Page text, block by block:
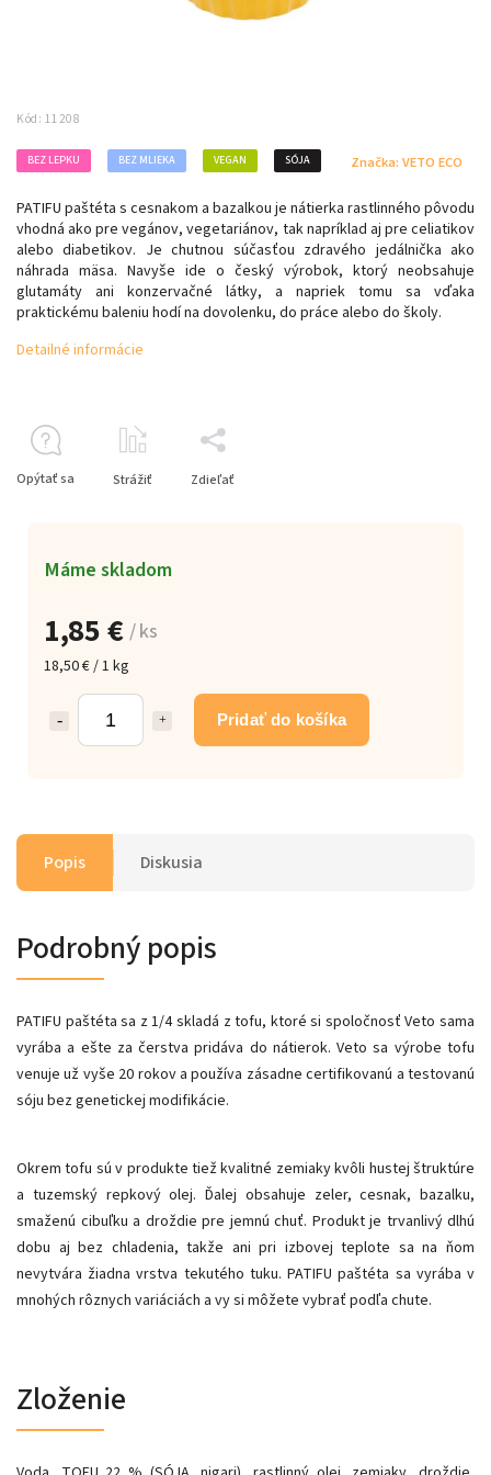
Kód: 11208
BEZ LEPKU BEZ MLIEKA VEGAN SÓJA Značka: VETO ECO
1,85 € / ks
18,50 € / 1 kg
Pridať do košíka
Máme skladom
PATIFU paštéta s cesnakom a bazalkou je nátierka rastlinného pôvodu
vhodná ako pre vegánov, vegetariánov, tak napríklad aj pre celiatikov
alebo diabetikov. Je chutnou súčasťou zdravého jedálnička ako
náhrada mäsa. Navyše ide o český výrobok, ktorý neobsahuje
glutamáty ani konzervačné látky, a napriek tomu sa vďaka
praktickému baleniu hodí na dovolenku, do práce alebo do školy.
Detailné informácie
Opýtať sa Strážiť Zdieľať
Popis Diskusia
Podrobný popis
PATIFU paštéta sa z 1/4 skladá z tofu, ktoré si spoločnosť Veto sama
vyrába a ešte za čerstva pridáva do nátierok. Veto sa výrobe tofu
venuje už vyše 20 rokov a používa zásadne certifikovanú a testovanú
sóju bez genetickej modifikácie.
Okrem tofu sú v produkte tiež kvalitné zemiaky kvôli hustej štruktúre
a tuzemský repkový olej. Ďalej obsahuje zeler, cesnak, bazalku,
smaženú cibuľku a droždie pre jemnú chuť. Produkt je trvanlivý dlhú
dobu aj bez chladenia, takže ani pri izbovej teplote sa na ňom
nevytvára žiadna vrstva tekutého tuku. PATIFU paštéta sa vyrába v
mnohých rôznych variáciách a vy si môžete vybrať podľa chute.
Zloženie